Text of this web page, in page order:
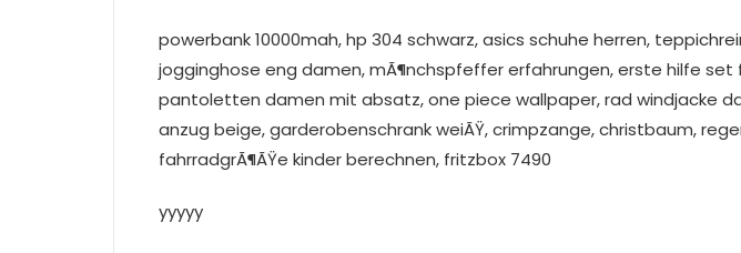
powerbank 10000mah, hp 304 schwarz, asics schuhe herren,
jogginghose eng damen, mÃ¶nchspfeffer erfahrungen, erste hilfe set
pantoletten damen mit absatz, one piece wallpaper, rad windjacke
anzug beige, garderobenschrank weiÃŸ, crimpzange, christbaum,
fahrradgrÃ¶ÃŸe kinder berechnen, fritzbox 7490
yyyyy